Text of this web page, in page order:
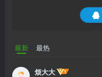
最新 最热
烦大大